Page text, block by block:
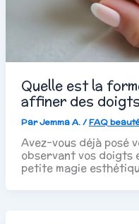
Quelle est la
affiner des
ParJemma A./FAQ
Avez-vous déjà posé
observant vos doigts
petite magie